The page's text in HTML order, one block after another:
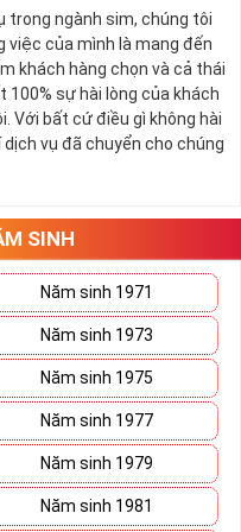
và trả sau của MobiFone
hoặc đã được nhận tin
dưới mức 159K/tháng
nhắn mời đăng ký.
trước ngày sau ngày
chương trình hòa
sang: Các thuê bao
sang mạng MobiFone
và có thể đăng ký gói
trong ngành sim, chúng tôi
việc của mình là mang đến
khách hàng chọn và cả thái
sự hài lòng của khách
Với bất cứ điều gì không hài
vụ đã chuyển cho chúng
SINH
Năm sinh 1971
Năm sinh 1973
Năm sinh 1975
Năm sinh 1977
Năm sinh 1979
Năm sinh 1981